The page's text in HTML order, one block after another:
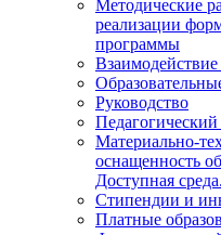
Методические
реализации
программы
Руководство
Педагогический
Материально-
оснащенность
Доступная среда.
Стипендии и
Платные